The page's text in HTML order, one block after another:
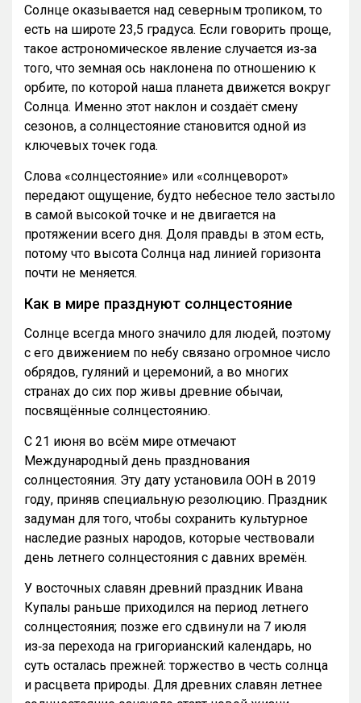
Солнце оказывается над северным тропиком, то
есть на широте 23,5 градуса. Если говорить проще,
такое астрономическое явление случается из‑за
того, что земная ось наклонена по отношению к
орбите, по которой наша планета движется вокруг
Солнца. Именно этот наклон и создаёт смену
сезонов, а солнцестояние становится одной из
ключевых точек года.
Слова «солнцестояние» или «солнцеворот»
передают ощущение, будто небесное тело застыло
в самой высокой точке и не двигается на
протяжении всего дня. Доля правды в этом есть,
потому что высота Солнца над линией горизонта
почти не меняется.
Как в мире празднуют солнцестояние
Солнце всегда много значило для людей, поэтому
с его движением по небу связано огромное число
обрядов, гуляний и церемоний, а во многих
странах до сих пор живы древние обычаи,
посвящённые солнцестоянию.
С 21 июня во всём мире отмечают
Международный день празднования
солнцестояния. Эту дату установила ООН в 2019
году, приняв специальную резолюцию. Праздник
задуман для того, чтобы сохранить культурное
наследие разных народов, которые чествовали
день летнего солнцестояния с давних времён.
У восточных славян древний праздник Ивана
Купалы раньше приходился на период летнего
солнцестояния; позже его сдвинули на 7 июля
из‑за перехода на григорианский календарь, но
суть осталась прежней: торжество в честь солнца
и расцвета природы. Для древних славян летнее